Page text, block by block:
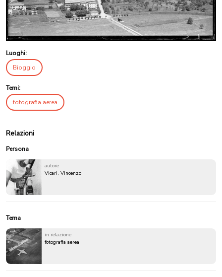
Luoghi:
Bioggio
Temi:
fotografia aerea
Relazioni
Persona
autore
Vicari, Vincenzo
Tema
in relazione
fotografia aerea